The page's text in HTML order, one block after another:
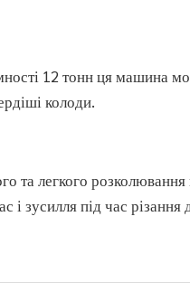
12 тонн ця машина
колоди.
та легкого розколювання
і зусилля під час різання